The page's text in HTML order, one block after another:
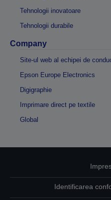
Tehnologii inovatoare
Tehnologii durabile
Company
Site-ul web al echipei de
Epson Europe Electronics
Digigraphie
Imprimare direct pe textile
Global
Identificarea